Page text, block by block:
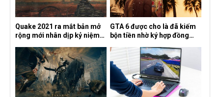
Quake 2021 ra mắt bản mở
rộng mới nhân dịp kỷ niệm
the Machine
GTA 6 được cho là đã kiếm
bộn tiền nhờ ký hợp đồng